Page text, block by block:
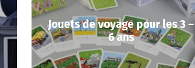
Jouets de voyage pour les 3 –
6 ans